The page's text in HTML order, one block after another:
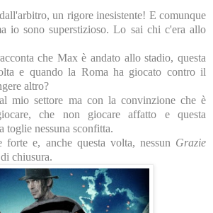
un rigore inesistente! E comunque
io sono superstizioso. Lo sai chi c'era allo
che Max è andato allo stadio, questa
e quando la Roma ha giocato contro il
altro?
mio settore ma con la convinzione che è
che non giocare affatto e questa
toglie nessuna sconfitta.
forte e, anche questa volta, nessun Grazie
chiusura.